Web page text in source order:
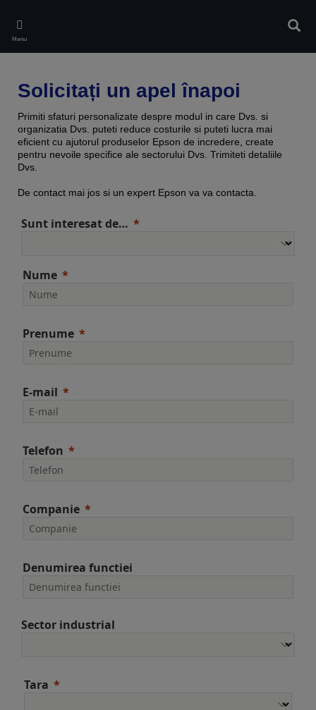
main
content
Meniu
Solicitați un apel înapoi
Primiti sfaturi personalizate despre modul in care Dvs. si
organizatia Dvs. puteti reduce costurile si puteti lucra mai
eficient cu ajutorul produselor Epson de incredere, create
pentru nevoile specifice ale sectorului Dvs. Trimiteti detaliile
Dvs.
De contact mai jos si un expert Epson va va contacta.
Sunt interesat de…
Nume
Prenume
E-mail
Telefon
Companie
Denumirea functiei
Sector industrial
Tara